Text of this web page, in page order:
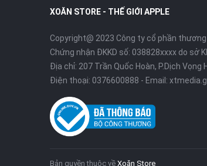
XOĂN STORE - THẾ GIỚI APPLE
Copyright@ 2023 Công ty cổ phần
Chứng nhận ĐKKD số: 038828xxxx do sở
Địa chỉ: 207 Trần Quốc Hoàn, P.Dịch Vọng
Điện thoại: 0376600888 - Email:
Bản quyền thuộc về Xoăn Store